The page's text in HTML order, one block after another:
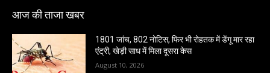
आज की ताजा खबर
1801 जांच, 802 नोटिस, फिर भी रोहतक में डेंगू मार रहा
एंट्री, खेड़ी साध में मिला दूसरा केस
August 10, 2026